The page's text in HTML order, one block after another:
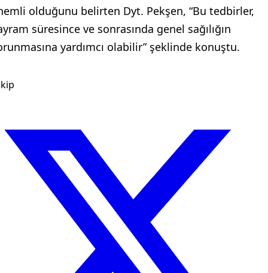
olduğunu belirten Dyt. Pekşen, “Bu tedbirler,
süresince ve sonrasında genel sağılığın
yardımcı olabilir” şeklinde konuştu.